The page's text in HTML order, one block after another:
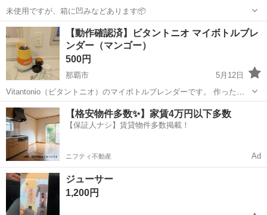
未使用ですが、箱に凹みなどあります📦
沖縄 那覇市 キッチン家電
【動作確認済】ビタントニオ マイボトルブレ
ンダー（マンゴー）
500円
那覇市
5月12日
Vitantonio（ビタントニオ）のマイボトルブレンダーです。 作ったボ
トルに付属のキャップを付ければ、そのまま持ち運んだり冷蔵庫で保
存したりできます。 ​状態： 動作確認済み。大きな傷や汚れはありませ
んが、中古品であ...
沖縄 那覇市 キッチン家電 ビタントニオ
【格安物件多数✨】家賃4万円以下多数
【保証人ナシ】賃貸物件多数掲載！
ニフティ不動産 Ad
ジューサー
1,200円